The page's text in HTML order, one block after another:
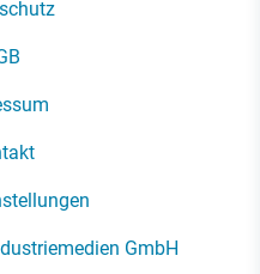
GmbH